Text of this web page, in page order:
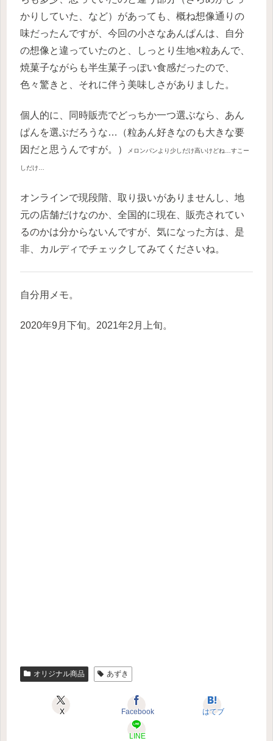
かりしていた、など）があっても、概ね想像通りの
味だったんですが、今回の小さなあんぱんは、自分
の想像と違っていたのと、しっとり生地×粒あんで、
焼菓子ながらも半生菓子っぽい食感だったので、
色々驚きと、それに伴う美味しさがありました。
個人的に、同時販売でどっちか一つ選ぶなら、あん
ぱんを選ぶだろうな…（粒あん好きなのも大きな要
因だと思うんですが。）
メロンパンより少しだけ高いけどね…すこー
しだけ…
オンラインで現段階、取り扱いがありませんし、地
元の店舗だけなのか、全国的に現在、販売されてい
るのかは分からないんですが、気になった方は、是
非、カルディでチェックしてみてくださいね。
自分用メモ。
2020年9月下旬。2021年2月上旬。
オリジナル商品 あずき
X Facebook はてブ
LINE